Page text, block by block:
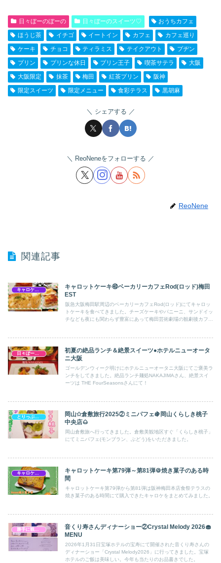
日々ぼーのぼーの 日々ぼーのスイーツ♡
おうちカフェ
ほうじ茶
イチゴ イートイン カフェ
カフェ巡り
ケーキ
チョコ ティラミス テイクアウト
プヂン
プリン
プリンな休日 プリン王子 喫茶サテラ
大阪
大阪限定
抹茶 梅田 紅茶プリン
阪神
限定スイーツ
限定メニュー 食彩テラス 黒胡麻
シェアする
ReoNeneをフォローする
ReoNene
関連記事
キャロットケーキ㊵ベーカリーカフェRod(ロッド)梅田
EST
阪急大阪梅田駅周辺のベーカリーカフェRod(ロッド)にてキャロッ
トケーキを食べてきました。チーズケーキやパニーニ、サンドイッ
チなども夜にも関わらず豊富にあって梅田芸術劇場の観劇後カフェ
初夏の絶品ランチ＆絶景スイーツ●ホテルニューオータ
ニ大阪
ゴールデンウィーク明けにホテルニューオータニ大阪にてご褒美ラ
ンチをしてきました。絶品ランチ麺処NAKAJIMAさん、絶景スイ
ーツは THE FourSeasonsさんにて！
とりっぷっぷぷぷ
岡山✩倉敷旅行2025②ミニパフェ🍇岡山くらしき桃子
中央店🌰
岡山倉敷旅へ行ってきました。倉敷美観地区すぐ「くらしき桃子」
にてミニパフェ(モンブラン、ぶどう)をいただきました。
キャロケ大阪梅田
キャロットケーキ第79弾～第81弾🍪焼き菓子のある時
間
キャロットケーキ第79弾から第81弾は阪神梅田本店食祭テラスの
焼き菓子のある時間にて購入できたキャロケをまとめてみました。
勝手に観劇感想文
音くり寿さんディナーショー②Crystal Melody 2026🧁
MENU
2026年1月31日宝塚ホテルの宝寿にて開催された音くり寿さんの
ディナーショー「Crystal Melody2026」に行ってきました。宝塚
ホテルのご飯は美味しい。今年も当たりのお品書きでした。